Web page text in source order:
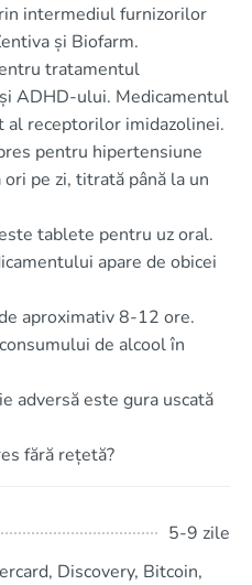
intermediul furnizorilor
și Biofarm.
tratamentul
ADHD-ului. Medicamentul
al receptorilor imidazolinei.
pentru hipertensiune
pe zi, titrată până la un
tablete pentru uz oral.
apare de obicei
aproximativ 8-12 ore.
de alcool în
adversă este gura uscată
fără rețetă?
5-9 zile
Discovery, Bitcoin,